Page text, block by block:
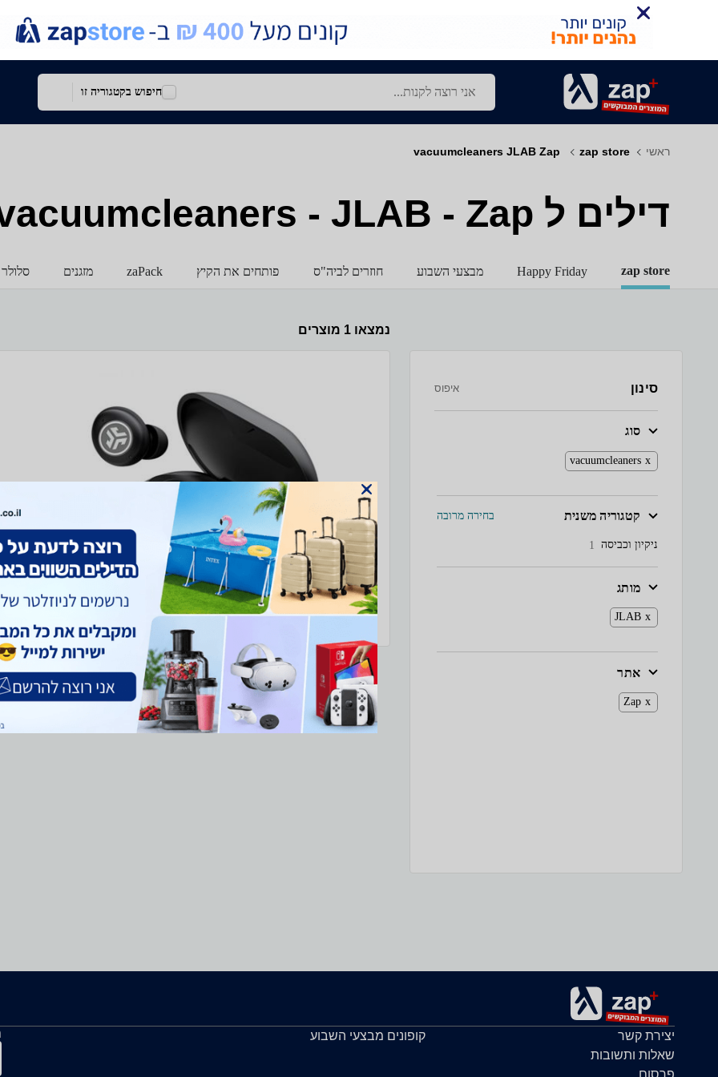
חיפוש בקטגוריה זו
ראשי zap store
דילים ל‏ vacuumcleaners - JLAB - Zap
zap store
Happy Friday מבצעי השבוע חוזרים לביה"ס פותחים את הקיץ zaPack מזגנים
נמצאו 1 מוצרים
סינון איפוס
סוג
vacuumcleaners
קטגוריה משנית בחירה מרובה
ניקיון וכביסה 1
מותג
JLAB
אתר
Zap
יצירת קשר
שאלות ותשובות
קופונים מבצעי השבוע